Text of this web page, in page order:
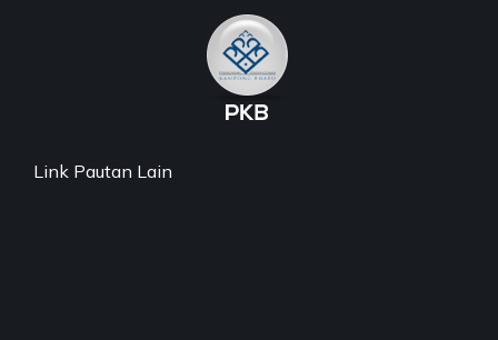
Link Pautan Lain